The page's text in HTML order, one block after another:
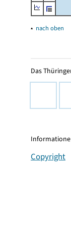
▴ nach oben
Das
Copyright